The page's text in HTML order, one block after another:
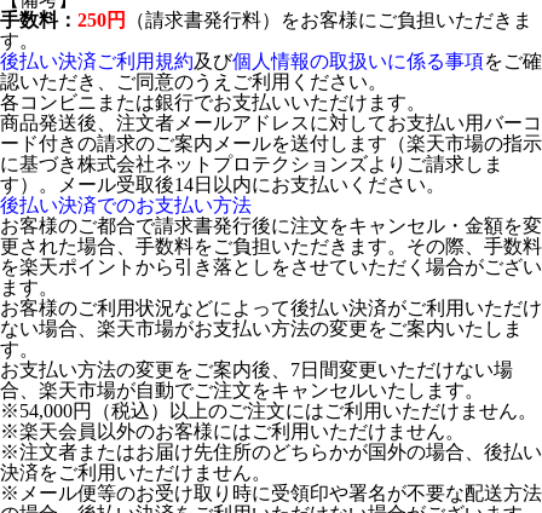
手数料： 250円
（請求書発行料）をお客様にご負担いただきま
す。
後払い決済ご利用規約及び個人情報の取扱いに係る事項をご確
認いただき、ご同意のうえご利用ください。
各コンビニまたは銀行でお支払いいただけます。
商品発送後、注文者メールアドレスに対してお支払い用バーコ
ード付きの請求のご案内メールを送付します（楽天市場の指示
に基づき株式会社ネットプロテクションズよりご請求しま
す）。メール受取後14日以内にお支払いください。
後払い決済でのお支払い方法
お客様のご都合で請求書発行後に注文をキャンセル・金額を変
更された場合、手数料をご負担いただきます。その際、手数料
を楽天ポイントから引き落としをさせていただく場合がござい
ます。
お客様のご利用状況などによって後払い決済がご利用いただけ
ない場合、楽天市場がお支払い方法の変更をご案内いたしま
す。
お支払い方法の変更をご案内後、7日間変更いただけない場
合、楽天市場が自動でご注文をキャンセルいたします。
※54,000円（税込）以上のご注文にはご利用いただけません。
※楽天会員以外のお客様にはご利用いただけません。
※注文者またはお届け先住所のどちらかが国外の場合、後払い
決済をご利用いただけません。
※メール便等のお受け取り時に受領印や署名が不要な配送方法